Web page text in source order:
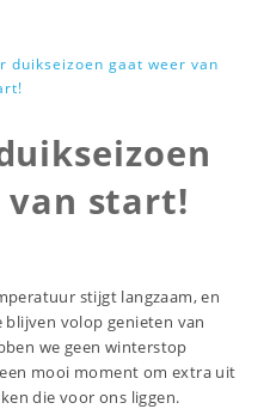
duikseizoen gaat weer van
van start!
stijgt langzaam, en
volop genieten van
we geen winterstop
mooi moment om extra uit
die voor ons liggen.